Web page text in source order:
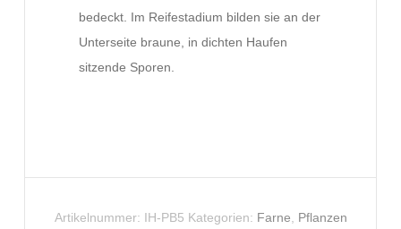
bedeckt. Im Reifestadium bilden sie an der
Unterseite braune, in dichten Haufen
sitzende Sporen.
Artikelnummer: IH-PB5 Kategorien: Farne, Pflanzen